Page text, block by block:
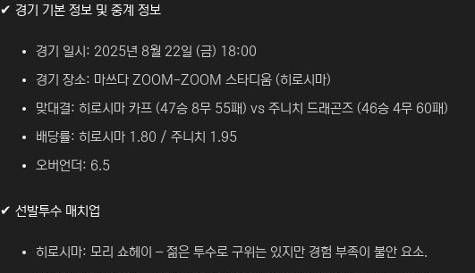
✔ 경기 기본 정보 및 중계 정보
경기 일시: 2025년 8월 22일 (금) 18:00
경기 장소: 마쓰다 ZOOM-ZOOM 스타디움 (히로시마)
맞대결: 히로시마 카프 (47승 8무 55패) vs 주니치 드래곤즈 (46승 4무 60패)
배당률: 히로시마 1.80 / 주니치 1.95
오버언더: 6.5
✔ 선발투수 매치업
히로시마: 모리 쇼헤이 – 젊은 투수로 구위는 있지만 경험 부족이 불안 요소.